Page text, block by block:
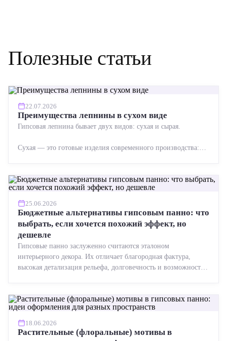
Полезные статьи
22.07.2026
Преимущества лепнины в сухом виде
Гипсовая лепнина бывает двух видов: сухая и сырая.
Сухая — это готовые изделия современного производства:
25.06.2026
Бюджетные альтернативы гипсовым панно: что
выбрать, если хочется похожий эффект, но
дешевле
Гипсовые панно заслуженно считаются эталоном
интерьерного декора. Их отличает благородная фактура,
высокая детализация рельефа, долговечность и возможность
18.06.2026
Растительные (флоральные) мотивы в